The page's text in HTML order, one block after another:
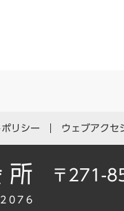
リシー ウェブアクセ
〒271-